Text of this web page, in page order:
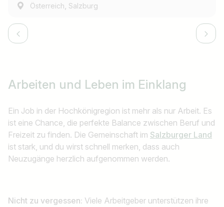
Österreich, Salzburg
Arbeiten und Leben im Einklang
Ein Job in der Hochkönigregion ist mehr als nur Arbeit. Es
ist eine Chance, die perfekte Balance zwischen Beruf und
Freizeit zu finden. Die Gemeinschaft im Salzburger Land
ist stark, und du wirst schnell merken, dass auch
Neuzugänge herzlich aufgenommen werden.
Nicht zu vergessen: Viele Arbeitgeber unterstützen ihre